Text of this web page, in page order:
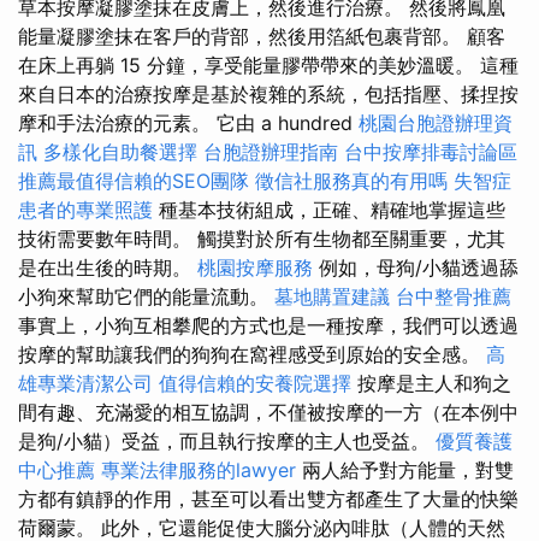
草本按摩凝膠塗抹在皮膚上，然後進行治療。 然後將鳳凰
能量凝膠塗抹在客戶的背部，然後用箔紙包裹背部。 顧客
在床上再躺 15 分鐘，享受能量膠帶帶來的美妙溫暖。 這種
來自日本的治療按摩是基於複雜的系統，包括指壓、揉捏按
摩和手法治療的元素。 它由 a hundred 桃園台胞證辦理資
訊 多樣化自助餐選擇 台胞證辦理指南 台中按摩排毒討論區
推薦最值得信賴的SEO團隊 徵信社服務真的有用嗎 失智症
患者的專業照護 種基本技術組成，正確、精確地掌握這些
技術需要數年時間。 觸摸對於所有生物都至關重要，尤其
是在出生後的時期。 桃園按摩服務 例如，母狗/小貓透過舔
小狗來幫助它們的能量流動。 墓地購置建議 台中整骨推薦
事實上，小狗互相攀爬的方式也是一種按摩，我們可以透過
按摩的幫助讓我們的狗狗在窩裡感受到原始的安全感。 高
雄專業清潔公司 值得信賴的安養院選擇 按摩是主人和狗之
間有趣、充滿愛的相互協調，不僅被按摩的一方（在本例中
是狗/小貓）受益，而且執行按摩的主人也受益。 優質養護
中心推薦 專業法律服務的lawyer 兩人給予對方能量，對雙
方都有鎮靜的作用，甚至可以看出雙方都產生了大量的快樂
荷爾蒙。 此外，它還能促使大腦分泌內啡肽（人體的天然